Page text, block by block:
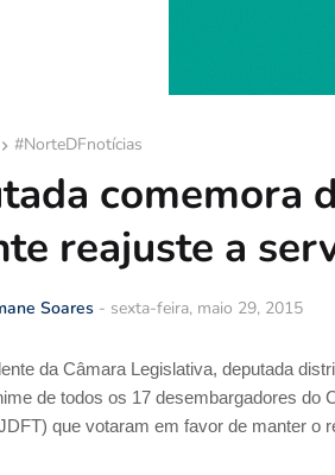
#NorteDFnotícias
comemora
reajuste a
Soares - sexta-feira, maio 29, 2015
da Câmara Legislativa, deputada
de todos os 17 desembargadores do
que votaram em favor de manter o